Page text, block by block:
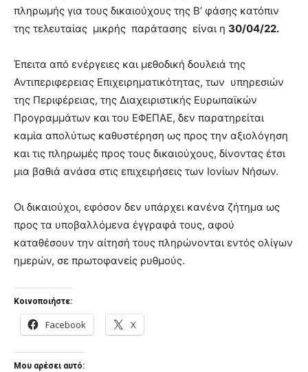
πληρωμής για τους δικαιούχους της Β’ φάσης κατόπιν
της τελευταίας μικρής παράτασης είναι η 30/04/22.
Έπειτα από ενέργειες και μεθοδική δουλειά της
Αντιπεριφερειας Επιχειρηματικότητας, των υπηρεσιών
της Περιφέρειας, της Διαχειριστικής Ευρωπαϊκών
Προγραμμάτων και του ΕΦΕΠΑΕ, δεν παρατηρείται
καμία απολύτως καθυστέρηση ως προς την αξιολόγηση
και τις πληρωμές προς τους δικαιούχους, δίνοντας έτσι
μια βαθιά ανάσα στις επιχειρήσεις των Ιονίων Νήσων.
Οι δικαιούχοι, εφόσον δεν υπάρχει κανένα ζήτημα ως
προς τα υποβαλλόμενα έγγραφά τους, αφού
καταθέσουν την αίτησή τους πληρώνονται εντός ολίγων
ημερών, σε πρωτοφανείς ρυθμούς.
Κοινοποιήστε:
Facebook X
Μου αρέσει αυτό: